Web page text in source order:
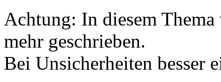
Achtung: In diesem
mehr geschrieben.
Bei Unsicherheiten besser